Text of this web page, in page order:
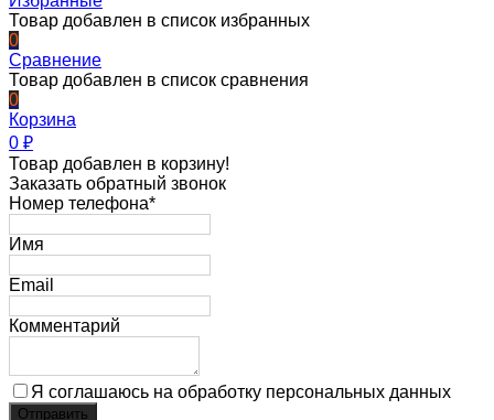
Товар добавлен в список избранных
0
Сравнение
Товар добавлен в список сравнения
0
Корзина
0 ₽
Товар добавлен в корзину!
Заказать обратный звонок
Номер телефона*
Имя
Email
Комментарий
Я соглашаюсь на обработку персональных данных